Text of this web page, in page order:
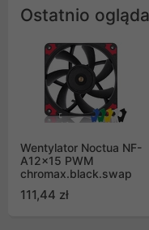
Ostatnio
Wentylator Noctua NF-
A12x15 PWM
chromax.black.swap
111,44 zł